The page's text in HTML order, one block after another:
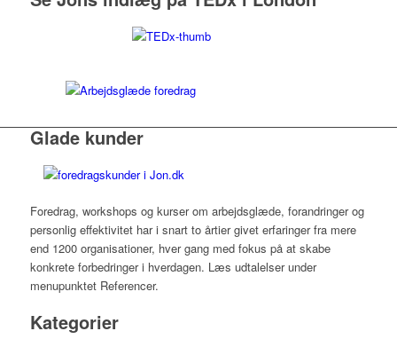
Glade kunder
Foredrag, workshops og kurser om arbejdsglæde, forandringer og
personlig effektivitet har i snart to årtier givet erfaringer fra mere
end 1200 organisationer, hver gang med fokus på at skabe
konkrete forbedringer i hverdagen. Læs udtalelser under
menupunktet Referencer.
Kategorier